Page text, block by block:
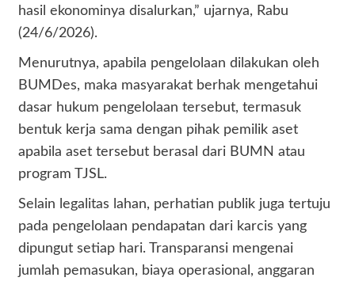
hasil ekonominya disalurkan,” ujarnya, Rabu
(24/6/2026).
Menurutnya, apabila pengelolaan dilakukan oleh
BUMDes, maka masyarakat berhak mengetahui
dasar hukum pengelolaan tersebut, termasuk
bentuk kerja sama dengan pihak pemilik aset
apabila aset tersebut berasal dari BUMN atau
program TJSL.
Selain legalitas lahan, perhatian publik juga tertuju
pada pengelolaan pendapatan dari karcis yang
dipungut setiap hari. Transparansi mengenai
jumlah pemasukan, biaya operasional, anggaran